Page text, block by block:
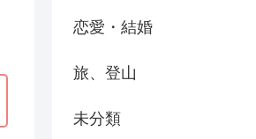
恋愛・結婚
旅、登山
未分類